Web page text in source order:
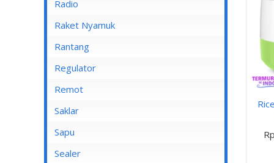
Radio
Raket Nyamuk
Rantang
Regulator
Remot
Saklar
Bel
Mata Saklar
Sapu
Sealer